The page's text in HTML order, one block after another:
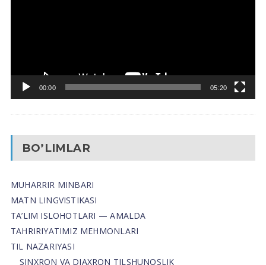
00:00 05:20
BO’LIMLAR
MUHARRIR MINBARI
MATN LINGVISTIKASI
TA’LIM ISLOHOTLARI — AMALDA
TAHRIRIYATIMIZ MEHMONLARI
TIL NAZARIYASI
SINXRON VA DIAXRON TILSHUNOSLIK